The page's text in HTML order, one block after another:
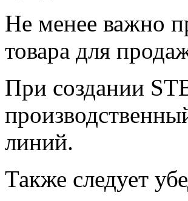
Не менее важно
товара для
При создании
линий.
Также следует